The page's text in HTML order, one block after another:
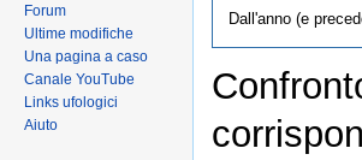
Dall'anno (e
Forum
Ultime modifiche
Una pagina a caso
Canale YouTube
Links ufologici
Aiuto